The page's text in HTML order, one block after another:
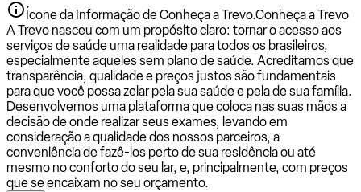
Ícone da Informação de Conheça a Trevo.Conheça a Trevo
A Trevo nasceu com um propósito claro: tornar o acesso aos
serviços de saúde uma realidade para todos os brasileiros,
especialmente aqueles sem plano de saúde. Acreditamos que
transparência, qualidade e preços justos são fundamentais
para que você possa zelar pela sua saúde e pela de sua família.
Desenvolvemos uma plataforma que coloca nas suas mãos a
decisão de onde realizar seus exames, levando em
consideração a qualidade dos nossos parceiros, a
conveniência de fazê-los perto de sua residência ou até
mesmo no conforto do seu lar, e, principalmente, com preços
que se encaixam no seu orçamento.